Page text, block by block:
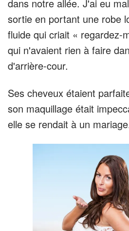
dans notre allée. J'ai eu
sortie en portant une robe
fluide qui criait « regardez-
qui n'avaient rien à faire
d'arrière-cour.
Ses cheveux étaient
son maquillage était
elle se rendait à un